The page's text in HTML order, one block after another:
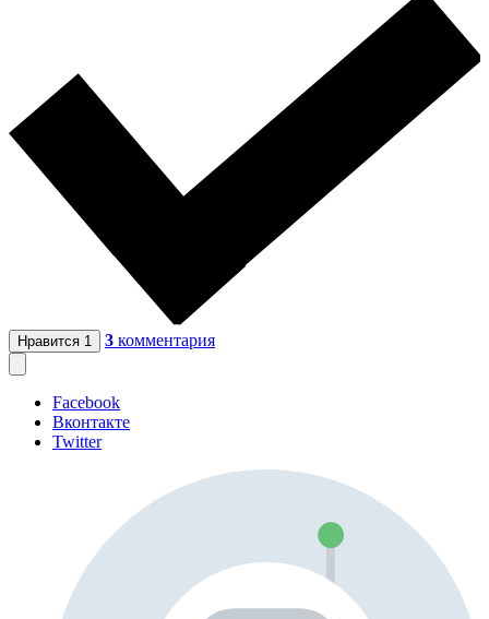
Нравится 1 3 комментария
Facebook
Вконтакте
Twitter